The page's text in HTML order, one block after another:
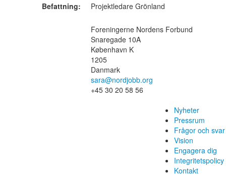
Befattning: Projektledare Grönland
Foreningerne Nordens Forbund
Snaregade 10A
København K
1205
Danmark
sara@nordjobb.org
+45 30 20 58 56
Nyheter
Pressrum
Frågor och svar
Vision
Engagera dig
Integritetspolicy
Kontakt